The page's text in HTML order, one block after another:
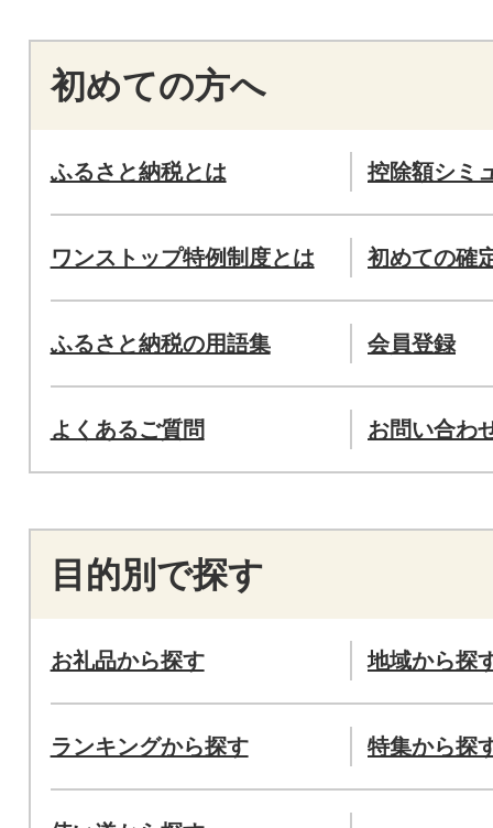
初めての方へ
ふるさと納税とは 控除額シミ
ワンストップ特例制度とは 初めての確
ふるさと納税の用語集 会員登録
よくあるご質問 お問い合わ
目的別で探す
お礼品から探す 地域から探
ランキングから探す 特集から探